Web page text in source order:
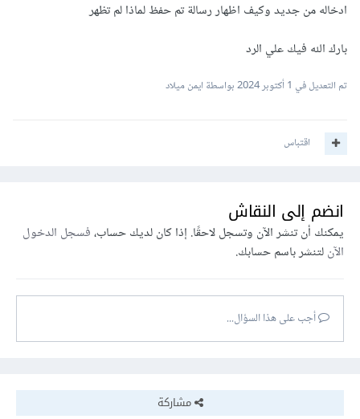
ادخاله من جديد وكيف اظهار رسالة تم حفظ لماذا لم تظهر
بارك الله فيك علي الرد
تم التعديل في 1 أكتوبر 2024 بواسطة ايمن ميلاد
اقتباس
انضم إلى النقاش
يمكنك أن تنشر الآن وتسجل لاحقًا. إذا كان لديك حساب،فسجل الدخول
الآنلتنشر باسم حسابك.
أجب على هذا السؤال...
مشاركة